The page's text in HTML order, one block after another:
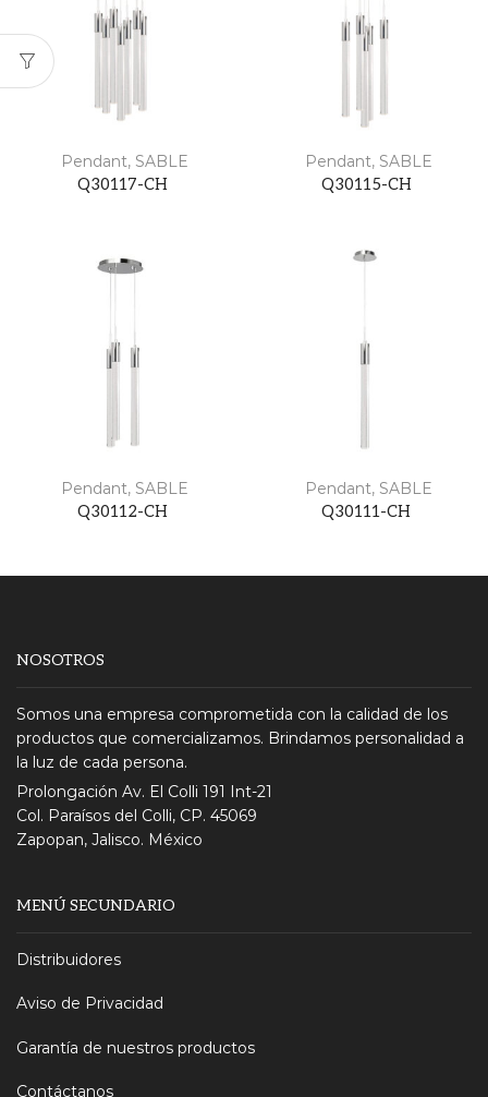
Pendant, SABLE
Q30117-CH
Pendant, SABLE
Q30115-CH
Pendant, SABLE
Q30112-CH
Pendant, SABLE
Q30111-CH
NOSOTROS
Somos una empresa comprometida con la calidad de los
productos que comercializamos. Brindamos personalidad a
la luz de cada persona.
Prolongación Av. El Colli 191 Int-21
Col. Paraísos del Colli, CP. 45069
Zapopan, Jalisco. México
MENÚ SECUNDARIO
Distribuidores
Aviso de Privacidad
Garantía de nuestros productos
Contáctanos